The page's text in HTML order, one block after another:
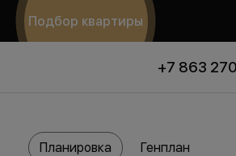
Подбор квартиры
+7 863
Планировка Генплан